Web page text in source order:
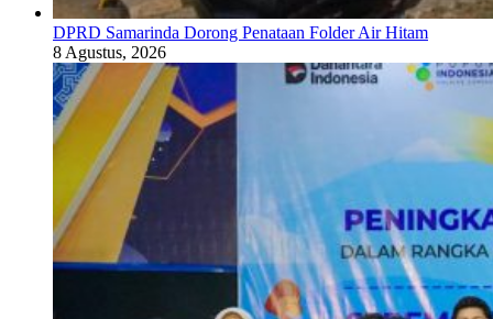
DPRD Samarinda Dorong Penataan Folder Air Hitam
8 Agustus, 2026